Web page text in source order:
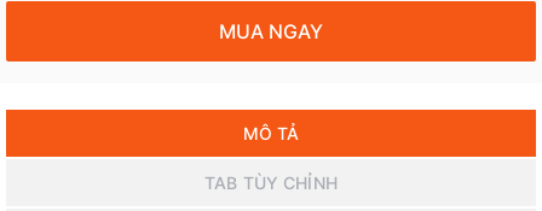
MUA NGAY
MÔ TẢ
TAB TÙY CHỈNH